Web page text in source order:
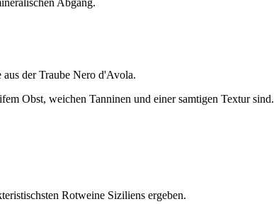
Abgang.
der Traube Nero d'Avola.
Obst, weichen Tanninen und einer samtigen Textur sind.
Rotweine Siziliens ergeben.